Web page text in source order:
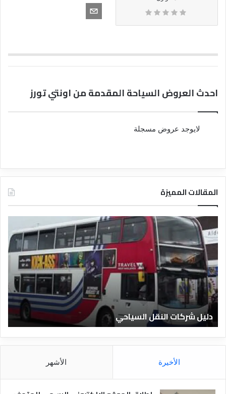
احدث العروض السياحة المقدمة من اونتي تورز
لايوجد عروض مسجلة
المقالات المميزة
ل
ي
ش
ر
ك
ا
ت
ل
ن
ق
ل
س
دليل شركات النقل السياحي
ا
ر
الأخيرة الأشهر